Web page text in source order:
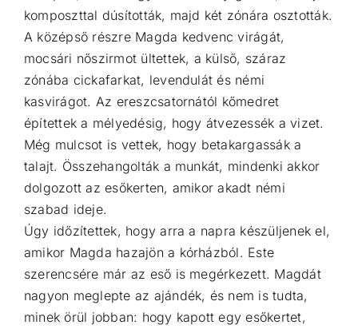
komposzttal dúsították, majd két zónára osztották.
A középső részre Magda kedvenc virágát,
mocsári nőszirmot ültettek, a külső, száraz
zónába cickafarkat, levendulát és némi
kasvirágot. Az ereszcsatornától kőmedret
építettek a mélyedésig, hogy átvezessék a vizet.
Még mulcsot is vettek, hogy betakargassák a
talajt. Összehangolták a munkát, mindenki akkor
dolgozott az esőkerten, amikor akadt némi
szabad ideje.
Úgy időzítettek, hogy arra a napra készüljenek el,
amikor Magda hazajön a kórházból. Este
szerencsére már az eső is megérkezett. Magdát
nagyon meglepte az ajándék, és nem is tudta,
minek örül jobban: hogy kapott egy esőkertet,